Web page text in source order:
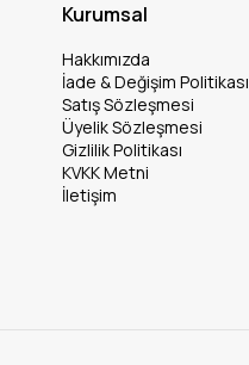
Kurumsal
Hakkımızda
İade & Değişim Politikası
Satış Sözleşmesi
Üyelik Sözleşmesi
Gizlilik Politikası
KVKK Metni
İletişim